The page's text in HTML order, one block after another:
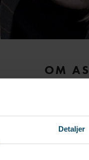
Detaljer
OM
og vi